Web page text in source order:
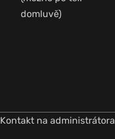
domluvě)
Kontakt na administrátora